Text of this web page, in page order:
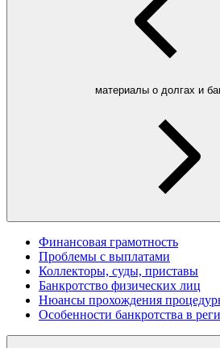
материалы о долгах и
Финансовая грамотность
Проблемы с выплатами
Коллекторы, суды, приставы
Банкротство физических лиц
Нюансы прохождения
Особенности банкротства в